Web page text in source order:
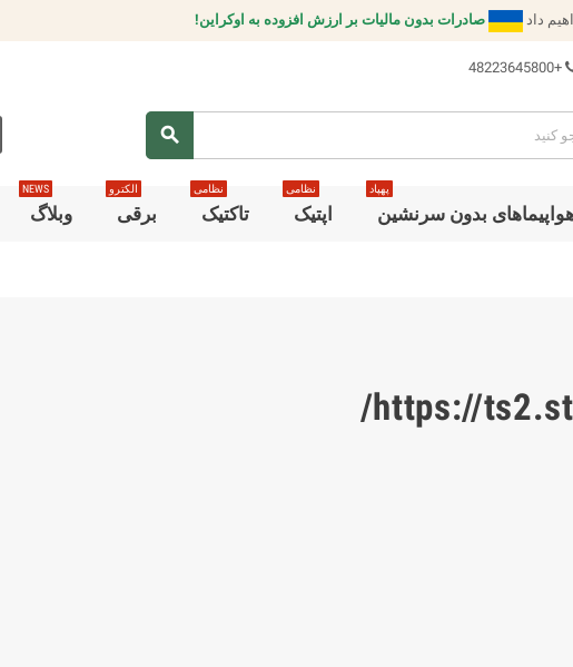
داد صادرات بدون مالیات بر ارزش افزوده به اوکراین!
+48223645800
search
بدون سرنشین
پهپاد
اپتیک
نظامی
تاکتیک
نظامی
برقی
الکترو
وبلاگ
NEWS